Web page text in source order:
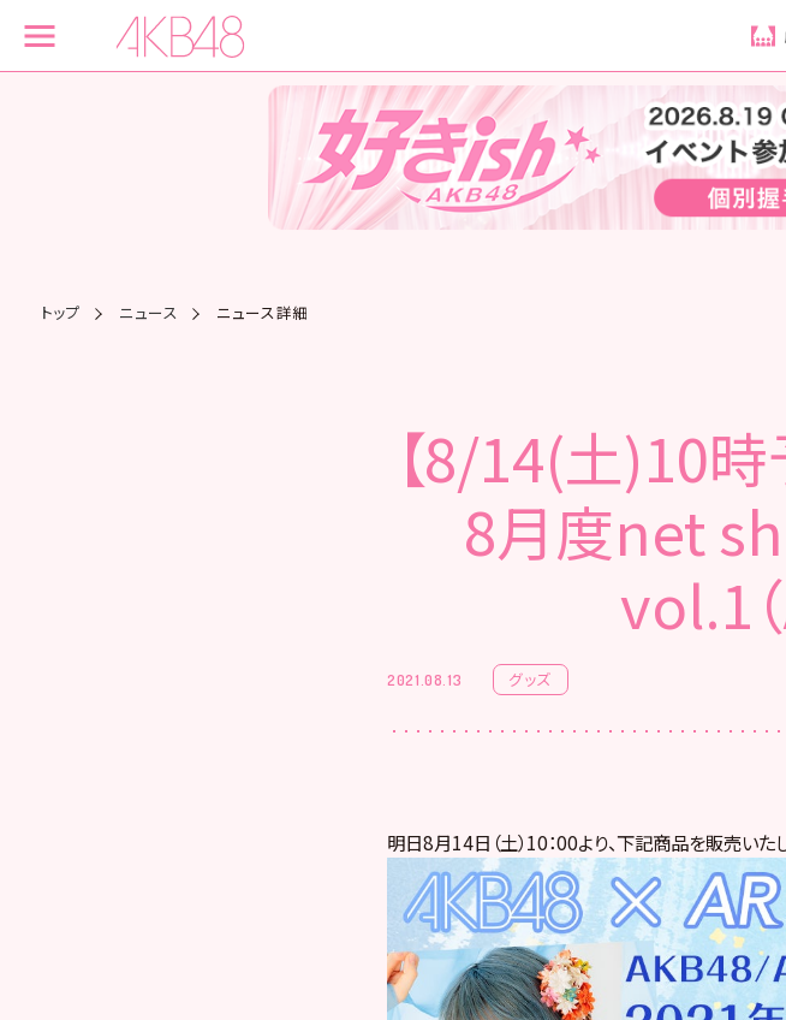
トップ ニュース ニュース詳細
【8/14(土)10
8月度net
vol.1
2021.08.13 グッズ
明日8月14日（土）10：00より、下記商品を販売いた